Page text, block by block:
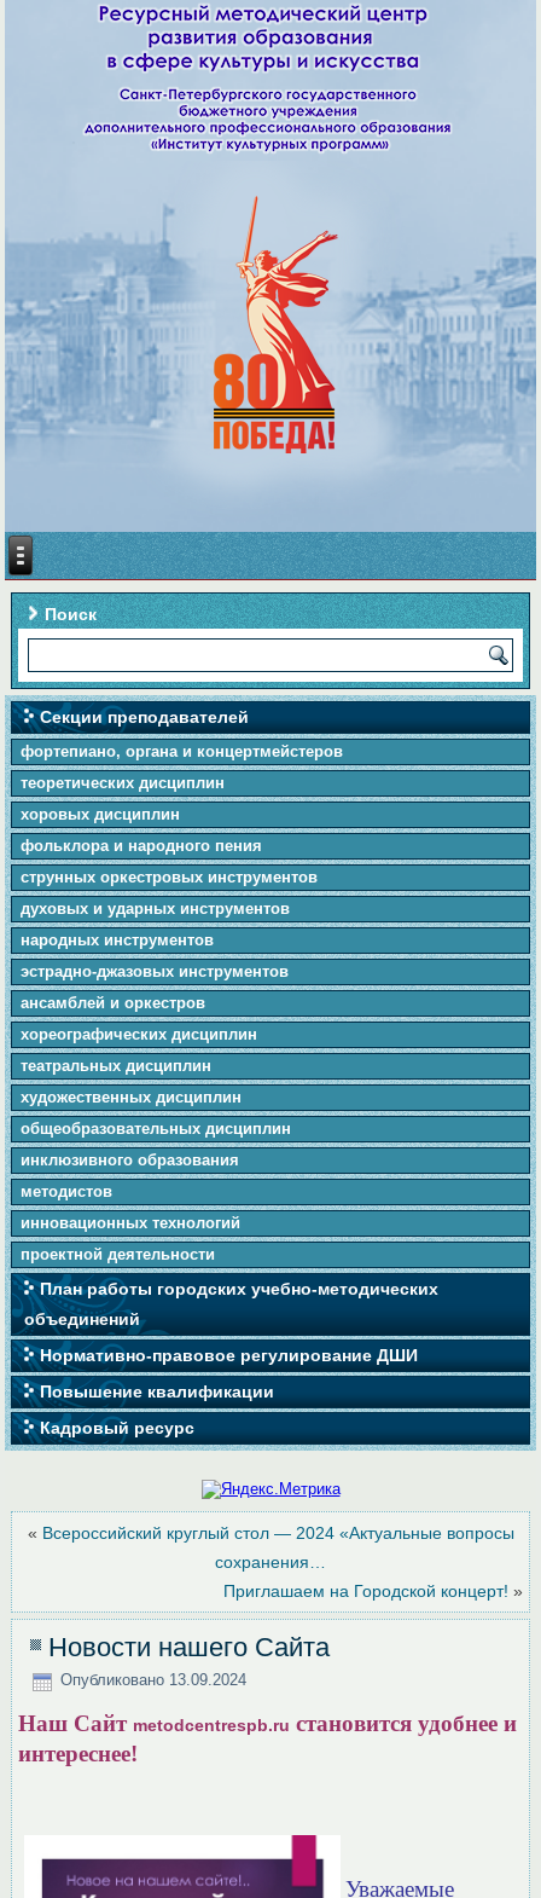
Поиск
Секции преподавателей
фортепиано, органа и концертмейстеров
теоретических дисциплин
хоровых дисциплин
фольклора и народного пения
cтpунныx оркестровых инструментов
духовых и ударных инструментов
народных инструментов
эстрадно-джазовых инструментов
ансамблей и оркестров
хореографических дисциплин
театральных дисциплин
художественных дисциплин
общеобразовательных дисциплин
инклюзивного образования
методистов
инновационных технологий
проектной деятельности
План работы городских учебно-методических
объединений
Нормативно-правовое регулирование ДШИ
Повышение квалификации
Кадровый ресурс
« Всероссийский круглый стол — 2024 «Актуальные вопросы
сохранения…
Приглашаем на Городской концерт! »
Новости нашего Сайта
Опубликовано 13.09.2024
Наш Сайт metodcentrespb.ru становится удобнее и
интереснее!
Уважаемые